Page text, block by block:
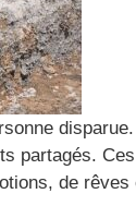
partagés.
de rêves